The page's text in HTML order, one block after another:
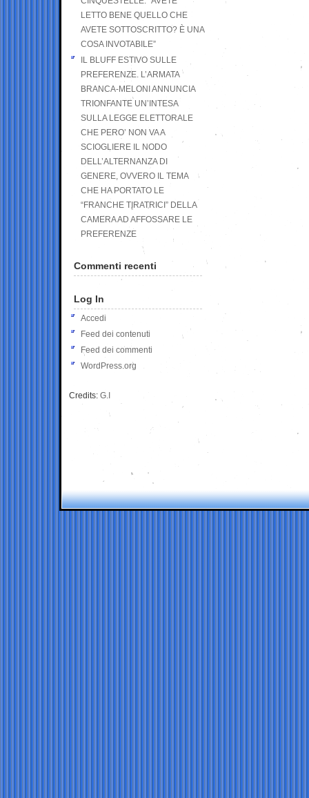
LETTO BENE QUELLO CHE
AVETE SOTTOSCRITTO? È UNA
COSA INVOTABILE”
IL BLUFF ESTIVO SULLE
PREFERENZE. L’ARMATA
BRANCA-MELONI ANNUNCIA
TRIONFANTE UN’INTESA
SULLA LEGGE ELETTORALE
CHE PERO’ NON VA A
SCIOGLIERE IL NODO
DELL’ALTERNANZA DI
GENERE, OVVERO IL TEMA
CHE HA PORTATO LE
“FRANCHE TIRATRICI” DELLA
CAMERA AD AFFOSSARE LE
PREFERENZE
Commenti recenti
Log In
Accedi
Feed dei contenuti
Feed dei commenti
WordPress.org
Credits: G.I